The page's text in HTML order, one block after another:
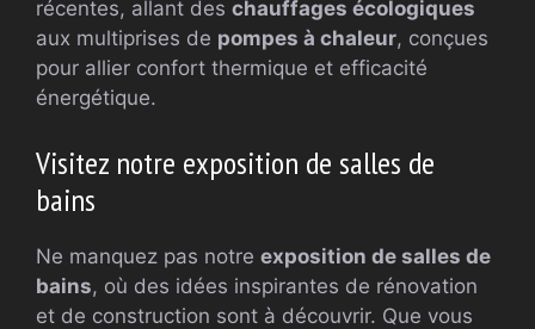
récentes, allant des chauffages écologiques
aux multiprises de pompes à chaleur, conçues
pour allier confort thermique et efficacité
énergétique.
Visitez notre exposition de salles de
bains
Ne manquez pas notre exposition de salles de
bains, où des idées inspirantes de rénovation
et de construction sont à découvrir. Que vous